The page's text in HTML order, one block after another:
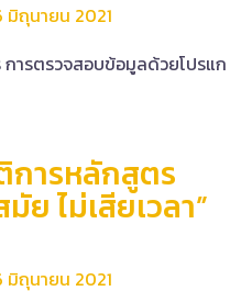
มิถุนายน 2021
ารตรวจสอบข้อมูลด้วยโปรแก
ารหลักสูตร
ย ไม่เสียเวลา”
มิถุนายน 2021